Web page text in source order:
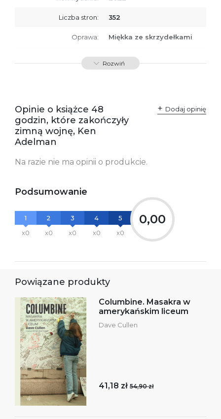
Liczba stron: 352
Oprawa: Miękka ze skrzydełkami
ISBN 9788366839205
odpowiedzialne za
zgodność produktu z
przepisami:
61-701 Poznań
Polska
Ostrzeżenia oraz
Załącznik PDF
Rozwiń
Opinie o książce 48
godzin, które zakończyły
zimną wojnę, Ken
Adelman
Dodaj opinię
Na razie nie ma opinii o produkcie.
Podsumowanie
1
x0
2
x0
3
x0
4
x0
5
x0
0,00
Powiązane produkty
Columbine. Masakra w
amerykańskim liceum
Dave Cullen
41,18 zł 54,90 zł